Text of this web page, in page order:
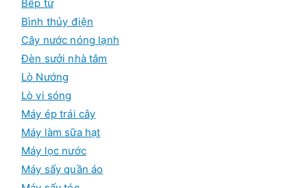
Bếp từ
Bình thủy điện
Cây nước nóng lạnh
Đèn sưởi nhà tắm
Lò Nướng
Lò vi sóng
Máy ép trái cây
Máy làm sữa hạt
Máy lọc nước
Máy sấy quần áo